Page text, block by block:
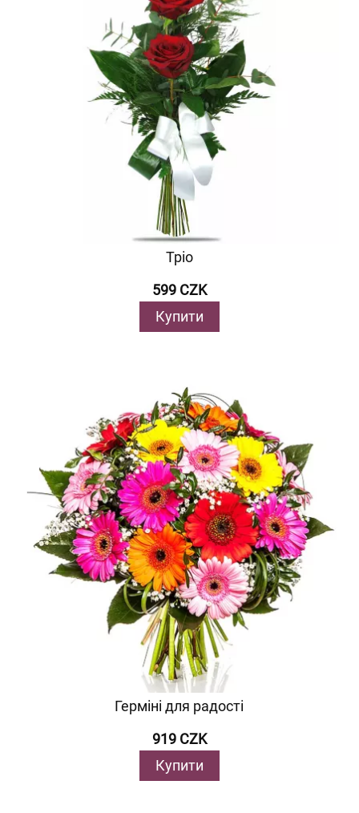
Тріо
599 CZK
Купити
Герміні для радості
919 CZK
Купити